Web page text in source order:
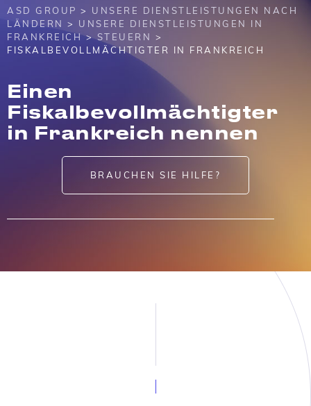
ASD GROUP > UNSERE DIENSTLEISTUNGEN NACH
LÄNDERN > UNSERE DIENSTLEISTUNGEN IN
FRANKREICH> STEUERN >
FISKALBEVOLLMÄCHTIGTER IN FRANKREICH
Einen
Fiskalbevollmächtigter
in Frankreich nennen
BRAUCHEN SIE HILFE?